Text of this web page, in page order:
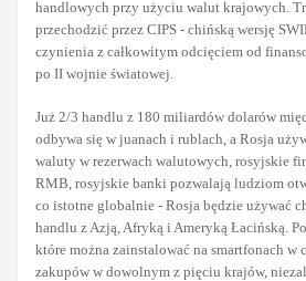
handlowych przy użyciu walut krajowych.
przechodzić przez CIPS - chińską wersję
czynienia z całkowitym odcięciem od
po II wojnie światowej.
Już 2/3 handlu z 180 miliardów dolarów
odbywa się w juanach i rublach, a Rosja
waluty w rezerwach walutowych, rosyjskie
RMB, rosyjskie banki pozwalają ludziom
co istotne globalnie - Rosja będzie używać
handlu z Azją, Afryką i Ameryką Łacińską.
które można zainstalować na smartfonach w
zakupów w dowolnym z pięciu krajów,